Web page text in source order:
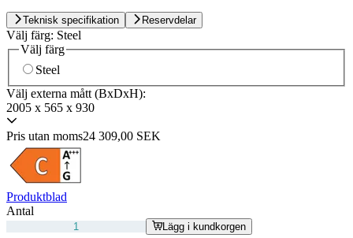
Teknisk specifikation Reservdelar
Välj färg: Steel
Välj färg
Steel
Välj externa mått (BxDxH):
2005 x 565 x 930
Pris utan moms24 309,00 SEK
Produktblad
Antal
Lägg i kundkorgen